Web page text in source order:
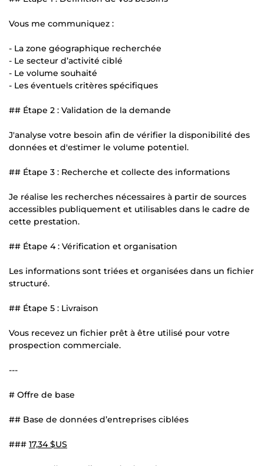
Vous me communiquez :
- La zone géographique recherchée
- Le secteur d’activité ciblé
- Le volume souhaité
- Les éventuels critères spécifiques
## Étape 2 : Validation de la demande
J'analyse votre besoin afin de vérifier la disponibilité des
données et d'estimer le volume potentiel.
## Étape 3 : Recherche et collecte des informations
Je réalise les recherches nécessaires à partir de sources
accessibles publiquement et utilisables dans le cadre de
cette prestation.
## Étape 4 : Vérification et organisation
Les informations sont triées et organisées dans un fichier
structuré.
## Étape 5 : Livraison
Vous recevez un fichier prêt à être utilisé pour votre
prospection commerciale.
---
# Offre de base
## Base de données d’entreprises ciblées
### 17,34 $US